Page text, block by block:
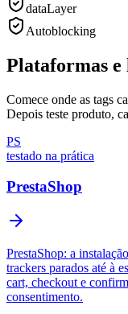
dataLayer
Autoblocking
Plataformas e
Comece onde as tags
Depois teste produto,
PS
testado na prática
PrestaShop
PrestaShop: a
trackers parados até à
cart, checkout e
consentimento.